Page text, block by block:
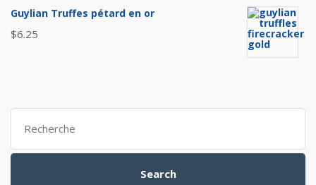
Guylian Truffes pétard en or
$6.25
Search
for:
Search